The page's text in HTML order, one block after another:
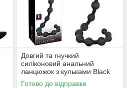
Довгий та гнучкий
силіконовий анальний
ланцюжок з кульками Black
Velvets Anal Beads
Готово до відправки